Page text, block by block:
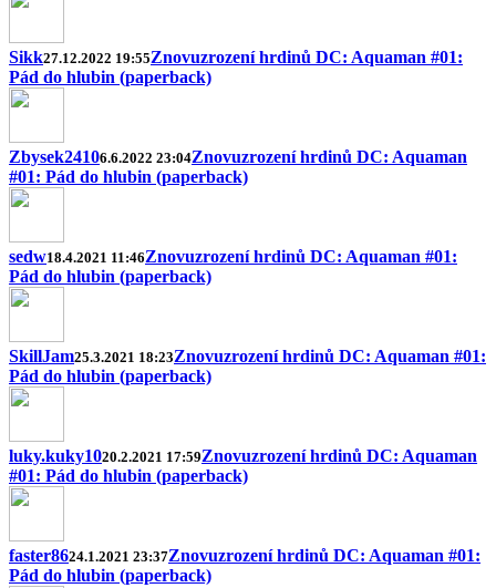
Sikk27.12.2022 19:55Znovuzrození hrdinů DC: Aquaman #01:
Pád do hlubin (paperback)
Zbysek24106.6.2022 23:04Znovuzrození hrdinů DC: Aquaman
#01: Pád do hlubin (paperback)
sedw18.4.2021 11:46Znovuzrození hrdinů DC: Aquaman #01:
Pád do hlubin (paperback)
SkillJam25.3.2021 18:23Znovuzrození hrdinů DC: Aquaman #01:
Pád do hlubin (paperback)
luky.kuky1020.2.2021 17:59Znovuzrození hrdinů DC: Aquaman
#01: Pád do hlubin (paperback)
faster8624.1.2021 23:37Znovuzrození hrdinů DC: Aquaman #01:
Pád do hlubin (paperback)